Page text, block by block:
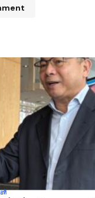
will not be
are marked*
*
ที